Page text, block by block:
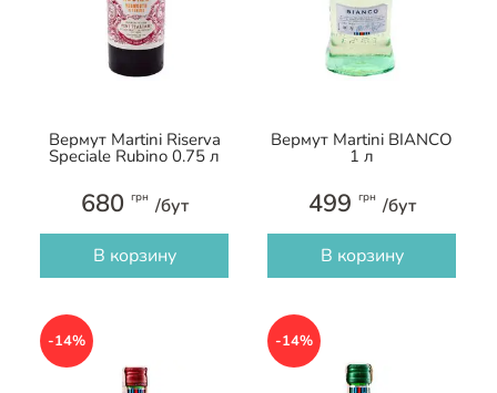
Вермут Martini Riserva
Speciale Rubino 0.75 л
680 грн /бут
В корзину
Вермут Martini BIANCO
1 л
499 грн /бут
В корзину
-14% -14%